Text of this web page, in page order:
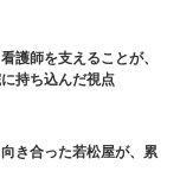
護師を支えることが、
持ち込んだ視点
き合った若松屋が、累